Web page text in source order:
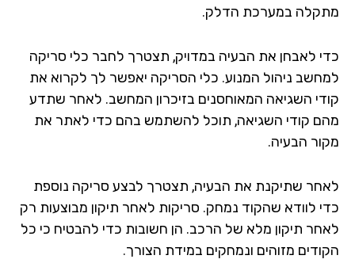
במערכת הדלק.
לאבחן את הבעיה במדויק, תצטרך לחבר כלי סריקה
ניהול המנוע. כלי הסריקה יאפשר לך לקרוא את
השגיאה המאוחסנים בזיכרון המחשב. לאחר שתדע
קודי השגיאה, תוכל להשתמש בהם כדי לאתר את
הבעיה.
שתיקנת את הבעיה, תצטרך לבצע סריקה נוספת
לוודא שהקוד נמחק. סריקות לאחר תיקון מבוצעות רק
תיקון מלא של הרכב. הן חשובות כדי להבטיח כי כל
מזוהים ונמחקים במידת הצורך.